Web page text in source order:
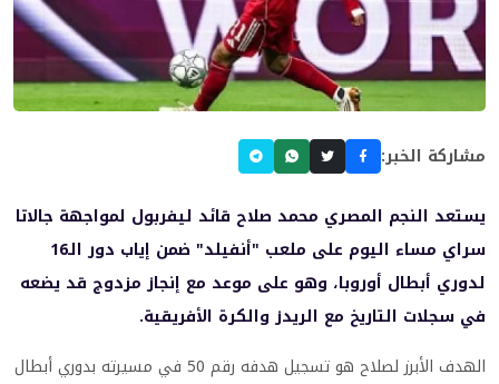
مشاركة الخبر:
يستعد النجم المصري محمد صلاح قائد ليفربول لمواجهة جالاتا
سراي مساء اليوم على ملعب "أنفيلد" ضمن إياب دور الـ16
لدوري أبطال أوروبا، وهو على موعد مع إنجاز مزدوج قد يضعه
في سجلات التاريخ مع الريدز والكرة الأفريقية.
الهدف الأبرز لصلاح هو تسجيل هدفه رقم 50 في مسيرته بدوري أبطال